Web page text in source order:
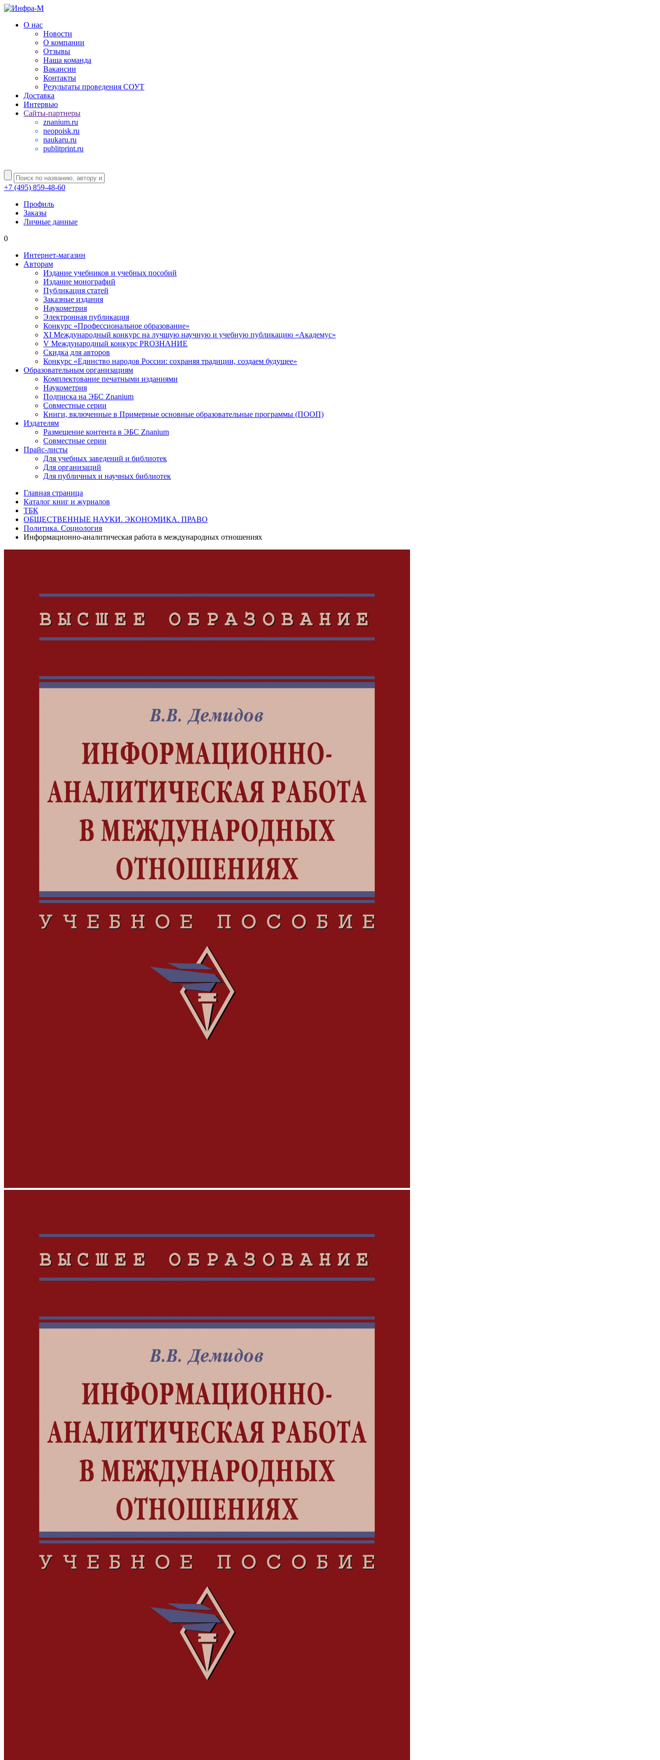
О нас
Новости
О компании
Отзывы
Наша команда
Вакансии
Контакты
Результаты проведения СОУТ
Доставка
Интервью
Сайты-партнеры
znanium.ru
neopoisk.ru
naukaru.ru
publitprint.ru
+7 (495) 859-48-60
Профиль
Заказы
Личные данные
0
Интернет-магазин
Авторам
Издание учебников и учебных пособий
Издание монографий
Публикация статей
Заказные издания
Наукометрия
Электронная публикация
Конкурс «Профессиональное образование»
XI Международный конкурс на лучшую научную и учебную публикацию «Академус»
V Международный конкурс PROЗНАНИЕ
Скидка для авторов
Конкурс «Единство народов России: сохраняя традиции, создаем будущее»
Образовательным организациям
Комплектование печатными изданиями
Наукометрия
Подписка на ЭБС Znanium
Совместные серии
Книги, включенные в Примерные основные образовательные программы (ПООП)
Издателям
Размещение контента в ЭБС Znanium
Совместные серии
Прайс-листы
Для учебных заведений и библиотек
Для организаций
Для публичных и научных библиотек
Главная страница
Каталог книг и журналов
ТБК
ОБЩЕСТВЕННЫЕ НАУКИ. ЭКОНОМИКА. ПРАВО
Политика. Социология
Информационно-аналитическая работа в международных отношениях